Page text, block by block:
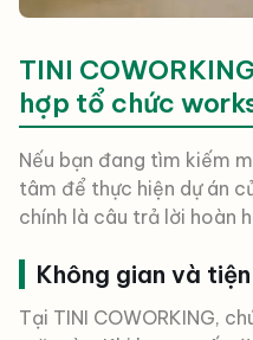
TINI
hợp tổ chức
Nếu bạn đang tìm kiếm
tâm để thực hiện dự án
chính là câu trả lời hoàn
Không gian và
Tại TINI COWORKING,